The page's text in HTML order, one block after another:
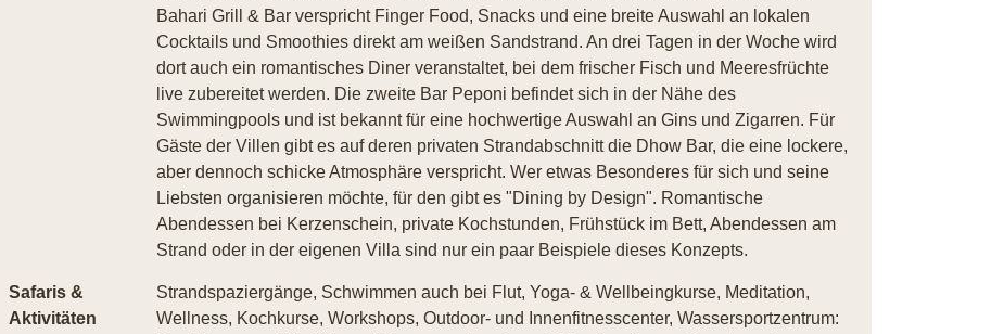
Bahari Grill & Bar verspricht Finger Food, Snacks und eine breite Auswahl an lokalen
Cocktails und Smoothies direkt am weißen Sandstrand. An drei Tagen in der Woche wird
dort auch ein romantisches Diner veranstaltet, bei dem frischer Fisch und Meeresfrüchte
live zubereitet werden. Die zweite Bar Peponi befindet sich in der Nähe des
Swimmingpools und ist bekannt für eine hochwertige Auswahl an Gins und Zigarren. Für
Gäste der Villen gibt es auf deren privaten Strandabschnitt die Dhow Bar, die eine lockere,
aber dennoch schicke Atmosphäre verspricht. Wer etwas Besonderes für sich und seine
Liebsten organisieren möchte, für den gibt es "Dining by Design". Romantische
Abendessen bei Kerzenschein, private Kochstunden, Frühstück im Bett, Abendessen am
Strand oder in der eigenen Villa sind nur ein paar Beispiele dieses Konzepts.
Safaris &
Aktivitäten
Strandspaziergänge, Schwimmen auch bei Flut, Yoga- & Wellbeingkurse, Meditation,
Wellness, Kochkurse, Workshops, Outdoor- und Innenfitnesscenter, Wassersportzentrum: